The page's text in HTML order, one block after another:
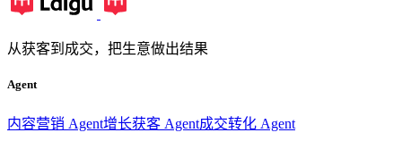
从获客到成交，把生意做出结果
Agent
内容营销 Agent增长获客 Agent成交转化 Agent